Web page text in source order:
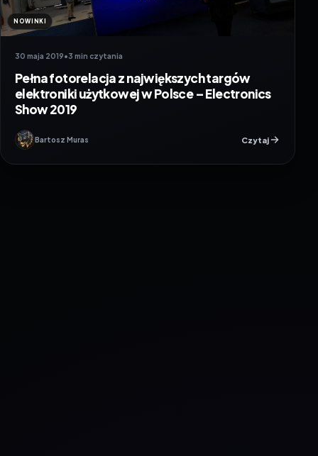
NOWINKI
30 maja 2019•3 min czytania
Pełna fotorelacja z największych targów
elektroniki użytkowej w Polsce – Electronics
Show 2019
Bartosz Muras Czytaj